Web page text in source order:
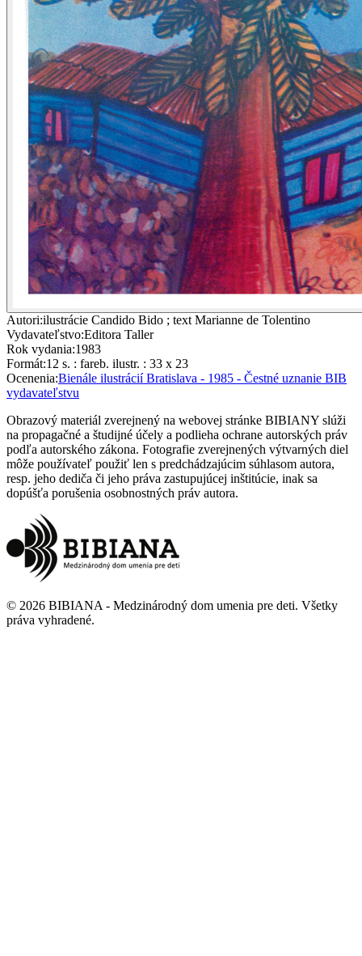
Autori:ilustrácie Candido Bido ; text Marianne de Tolentino
Vydavateľstvo:Editora Taller
Rok vydania:1983
Formát:12 s. : fareb. ilustr. : 33 x 23
Ocenenia:Bienále ilustrácií Bratislava - 1985 - Čestné uznanie BIB
vydavateľstvu
Obrazový materiál zverejnený na webovej stránke BIBIANY slúži
na propagačné a študijné účely a podlieha ochrane autorských práv
podľa autorského zákona. Fotografie zverejnených výtvarných diel
môže používateľ použiť len s predchádzajúcim súhlasom autora,
resp. jeho dediča či jeho práva zastupujúcej inštitúcie, inak sa
dopúšťa porušenia osobnostných práv autora.
© 2026 BIBIANA - Medzinárodný dom umenia pre deti. Všetky
práva vyhradené.